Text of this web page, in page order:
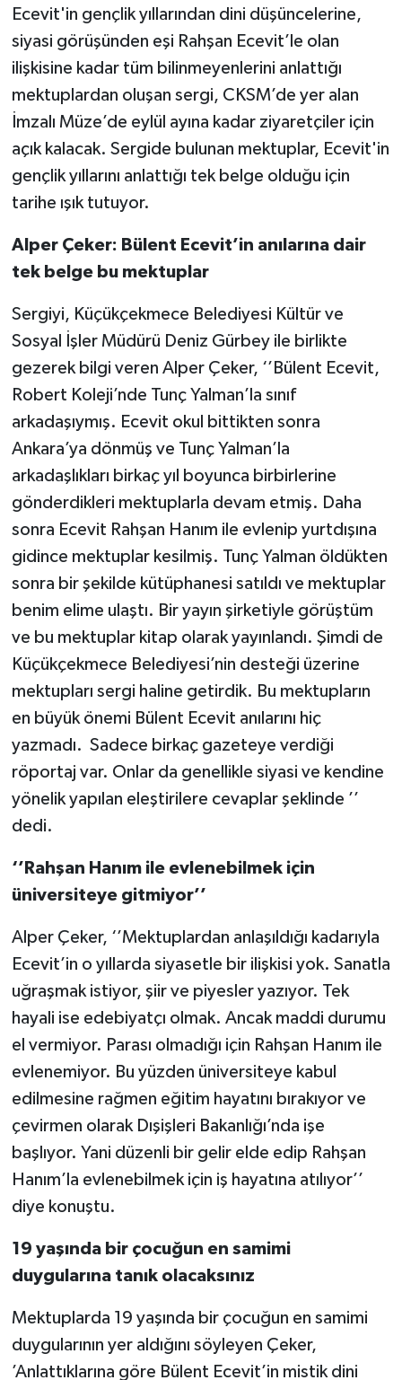
Ecevit'in gençlik yıllarından dini düşüncelerine,
siyasi görüşünden eşi Rahşan Ecevit’le olan
ilişkisine kadar tüm bilinmeyenlerini anlattığı
mektuplardan oluşan sergi, CKSM’de yer alan
İmzalı Müze’de eylül ayına kadar ziyaretçiler için
açık kalacak. Sergide bulunan mektuplar, Ecevit'in
gençlik yıllarını anlattığı tek belge olduğu için
tarihe ışık tutuyor.
Alper Çeker: Bülent Ecevit’in anılarına dair
tek belge bu mektuplar
Sergiyi, Küçükçekmece Belediyesi Kültür ve
Sosyal İşler Müdürü Deniz Gürbey ile birlikte
gezerek bilgi veren Alper Çeker, ‘’Bülent Ecevit,
Robert Koleji’nde Tunç Yalman’la sınıf
arkadaşıymış. Ecevit okul bittikten sonra
Ankara’ya dönmüş ve Tunç Yalman’la
arkadaşlıkları birkaç yıl boyunca birbirlerine
gönderdikleri mektuplarla devam etmiş. Daha
sonra Ecevit Rahşan Hanım ile evlenip yurtdışına
gidince mektuplar kesilmiş. Tunç Yalman öldükten
sonra bir şekilde kütüphanesi satıldı ve mektuplar
benim elime ulaştı. Bir yayın şirketiyle görüştüm
ve bu mektuplar kitap olarak yayınlandı. Şimdi de
Küçükçekmece Belediyesi’nin desteği üzerine
mektupları sergi haline getirdik. Bu mektupların
en büyük önemi Bülent Ecevit anılarını hiç
yazmadı. Sadece birkaç gazeteye verdiği
röportaj var. Onlar da genellikle siyasi ve kendine
yönelik yapılan eleştirilere cevaplar şeklinde ’’
dedi.
‘’Rahşan Hanım ile evlenebilmek için
üniversiteye gitmiyor’’
Alper Çeker, ‘’Mektuplardan anlaşıldığı kadarıyla
Ecevit’in o yıllarda siyasetle bir ilişkisi yok. Sanatla
uğraşmak istiyor, şiir ve piyesler yazıyor. Tek
hayali ise edebiyatçı olmak. Ancak maddi durumu
el vermiyor. Parası olmadığı için Rahşan Hanım ile
evlenemiyor. Bu yüzden üniversiteye kabul
edilmesine rağmen eğitim hayatını bırakıyor ve
çevirmen olarak Dışişleri Bakanlığı’nda işe
başlıyor. Yani düzenli bir gelir elde edip Rahşan
Hanım’la evlenebilmek için iş hayatına atılıyor’’
diye konuştu.
19 yaşında bir çocuğun en samimi
duygularına tanık olacaksınız
Mektuplarda 19 yaşında bir çocuğun en samimi
duygularının yer aldığını söyleyen Çeker,
’Anlattıklarına göre Bülent Ecevit’in mistik dini